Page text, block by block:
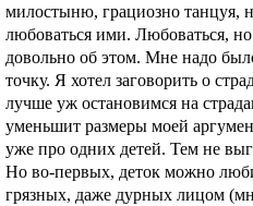
милостыню, грациозно танцуя,
любоваться ими. Любоваться,
довольно об этом. Мне надо
точку. Я хотел заговорить о
лучше уж остановимся на
уменьшит размеры моей
уже про одних детей. Тем не
Но во-первых, деток можно
грязных, даже дурных лицом